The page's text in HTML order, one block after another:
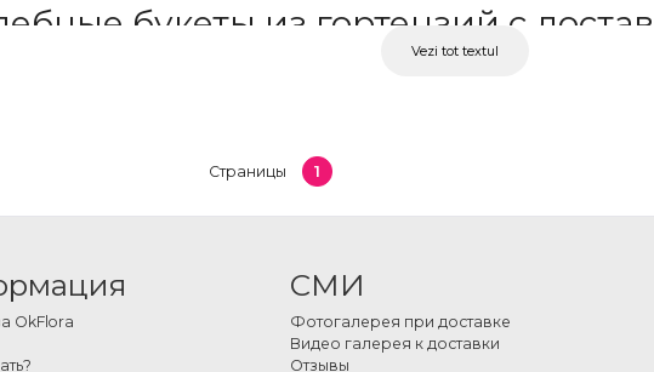
букеты из гортензий с
и цветные гортензии
букета невесты онлайн
вариант, оформите заказ и добавьте индивидуальные пожелания. Каждый букет
Vezi tot textul
Страницы 1
OkFlora
СМИ
Фотогалерея при доставке
Видео галерея к доставки
Отзывы